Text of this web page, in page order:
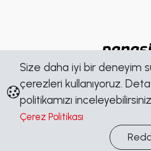
Size daha iyi bir deneyim
çerezleri kullanıyoruz.
politikamızı
Çerez Politikası